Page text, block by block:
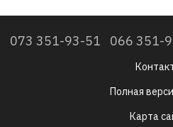
073 351-93-51 066 351-
Полная
Карта